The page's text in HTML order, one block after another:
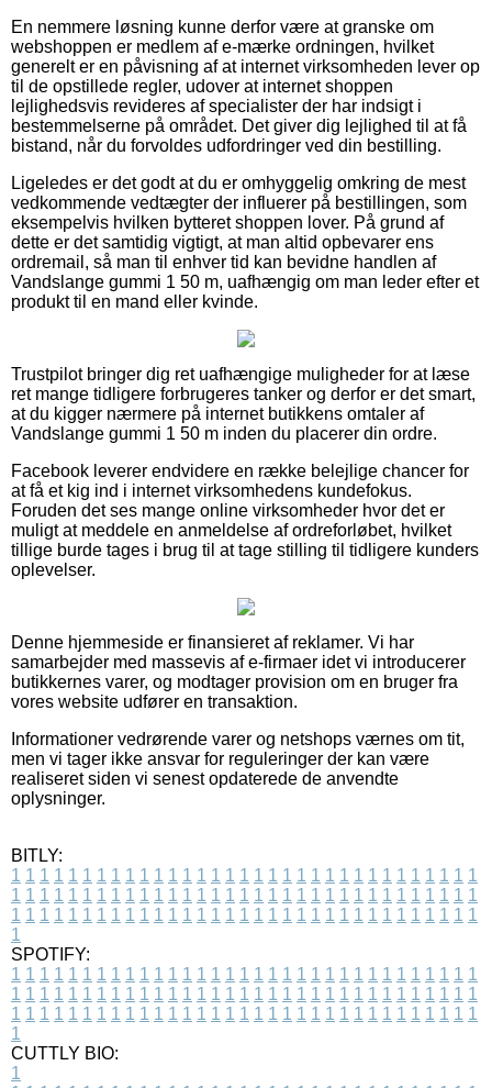
En nemmere løsning kunne derfor være at granske om
webshoppen er medlem af e-mærke ordningen, hvilket
generelt er en påvisning af at internet virksomheden lever op
til de opstillede regler, udover at internet shoppen
lejlighedsvis revideres af specialister der har indsigt i
bestemmelserne på området. Det giver dig lejlighed til at få
bistand, når du forvoldes udfordringer ved din bestilling.
Ligeledes er det godt at du er omhyggelig omkring de mest
vedkommende vedtægter der influerer på bestillingen, som
eksempelvis hvilken bytteret shoppen lover. På grund af
dette er det samtidig vigtigt, at man altid opbevarer ens
ordremail, så man til enhver tid kan bevidne handlen af
Vandslange gummi 1 50 m, uafhængig om man leder efter et
produkt til en mand eller kvinde.
Trustpilot bringer dig ret uafhængige muligheder for at læse
ret mange tidligere forbrugeres tanker og derfor er det smart,
at du kigger nærmere på internet butikkens omtaler af
Vandslange gummi 1 50 m inden du placerer din ordre.
Facebook leverer endvidere en række belejlige chancer for
at få et kig ind i internet virksomhedens kundefokus.
Foruden det ses mange online virksomheder hvor det er
muligt at meddele en anmeldelse af ordreforløbet, hvilket
tillige burde tages i brug til at tage stilling til tidligere kunders
oplevelser.
Denne hjemmeside er finansieret af reklamer. Vi har
samarbejder med massevis af e-firmaer idet vi introducerer
butikkernes varer, og modtager provision om en bruger fra
vores website udfører en transaktion.
Informationer vedrørende varer og netshops værnes om tit,
men vi tager ikke ansvar for reguleringer der kan være
realiseret siden vi senest opdaterede de anvendte
oplysninger.
BITLY:
1 1 1 1 1 1 1 1 1 1 1 1 1 1 1 1 1 1 1 1 1 1 1 1 1 1 1 1 1 1 1 1 1
1 1 1 1 1 1 1 1 1 1 1 1 1 1 1 1 1 1 1 1 1 1 1 1 1 1 1 1 1 1 1 1 1
1 1 1 1 1 1 1 1 1 1 1 1 1 1 1 1 1 1 1 1 1 1 1 1 1 1 1 1 1 1 1 1 1
1
SPOTIFY:
1 1 1 1 1 1 1 1 1 1 1 1 1 1 1 1 1 1 1 1 1 1 1 1 1 1 1 1 1 1 1 1 1
1 1 1 1 1 1 1 1 1 1 1 1 1 1 1 1 1 1 1 1 1 1 1 1 1 1 1 1 1 1 1 1 1
1 1 1 1 1 1 1 1 1 1 1 1 1 1 1 1 1 1 1 1 1 1 1 1 1 1 1 1 1 1 1 1 1
1
CUTTLY BIO:
1